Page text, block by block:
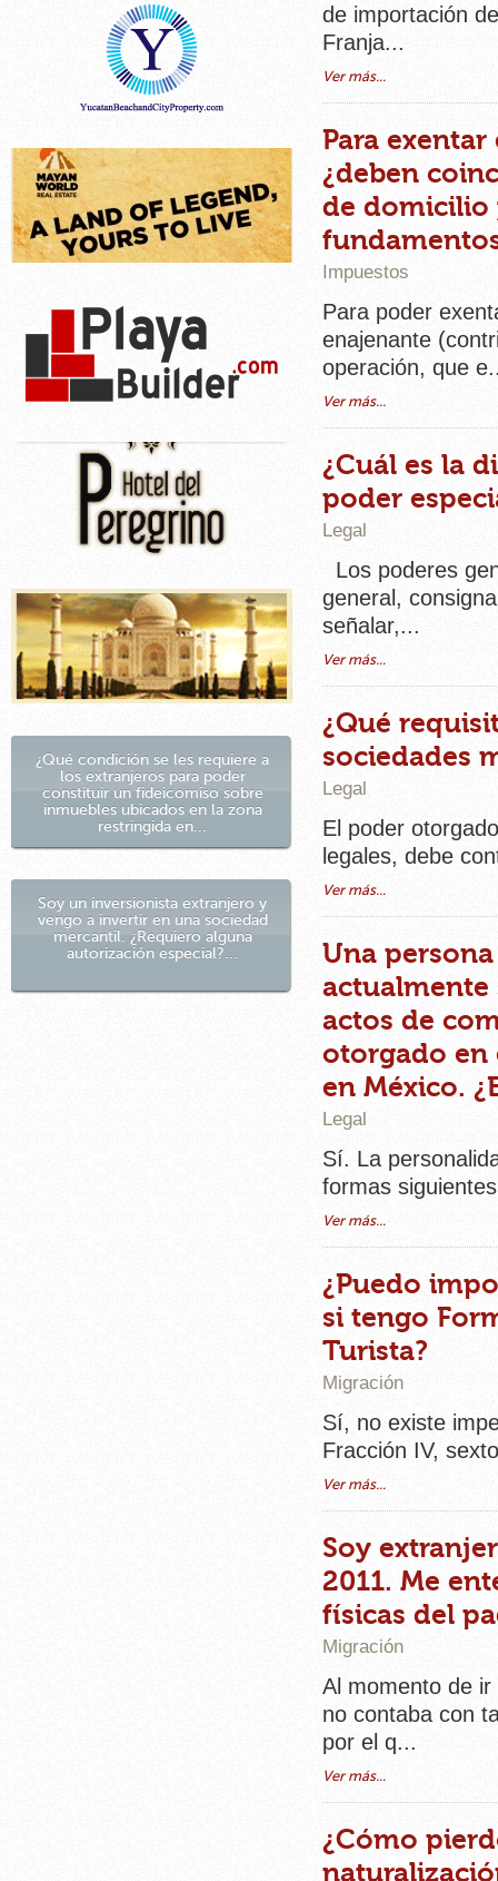
¿Qué condición se les requiere a
los extranjeros para poder
constituir un fideicomiso sobre
inmuebles ubicados en la zona
restringida en...
Soy un inversionista extranjero y
vengo a invertir en una sociedad
mercantil. ¿Requiero alguna
autorización especial?...
de importación
Franja...
Ver más...
Para
¿deben
de domicilio
Impuestos
Para poder
enajenante
operación, que
Ver más...
¿Cuál es la
poder
Legal
Los poderes
general,
señalar,...
Ver más...
¿Qué
sociedades
Legal
El poder
legales, debe
Ver más...
Una
actualmente
actos de
otorgado en
en México.
Legal
Sí. La
formas
Ver más...
¿Puedo
si tengo
Turista?
Migración
Sí, no existe
Fracción IV,
Ver más...
Soy
2011. Me
físicas del
Migración
Al momento de
no contaba con
por el q...
Ver más...
¿Cómo